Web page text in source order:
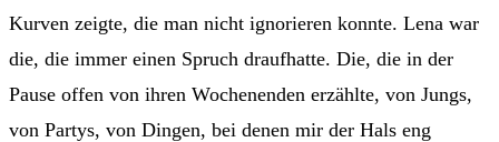
Kurven zeigte, die man nicht ignorieren konnte. Lena war
die, die immer einen Spruch draufhatte. Die, die in der
Pause offen von ihren Wochenenden erzählte, von Jungs,
von Partys, von Dingen, bei denen mir der Hals eng